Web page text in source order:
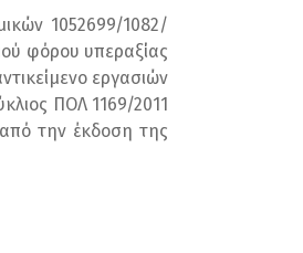
1052699/1082/
φόρου υπεραξίας
εργασιών
ΠΟΛ 1169/2011
την έκδοση της